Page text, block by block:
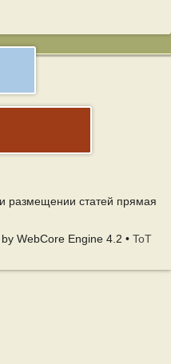
размещении статей прямая
WebCore Engine 4.2 • ToT